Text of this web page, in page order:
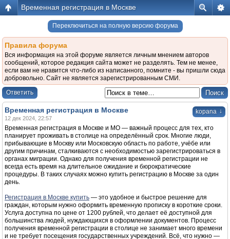
Временная регистрация в Москве
Переключиться на полную версию форума
Правила форума
Вся информация на этой форуме является личным мнением авторов
сообщений, которое редакция сайта может не разделять. Тем не менее,
если вам не нравится что-либо из написанного, помните - вы пришли сюда
добровольно. Сайт не является зарегистрированным СМИ.
Ответить
kopana ↓
Временная регистрация в Москве
12 дек 2024, 22:57
Временная регистрация в Москве и МО — важный процесс для тех, кто
планирует проживать в столице на определённый срок. Многие люди,
прибывающие в Москву или Московскую область по работе, учёбе или
другим причинам, сталкиваются с необходимостью зарегистрироваться в
органах миграции. Однако для получения временной регистрации не
всегда есть время на длительное ожидание и бюрократические
процедуры. В таких случаях можно купить регистрацию в Москве за один
день.
Регистрация в Москве купить — это удобное и быстрое решение для
граждан, которым нужно оформить временную прописку в короткие сроки.
Услуга доступна по цене от 1200 рублей, что делает её доступной для
большинства людей, нуждающихся в оформлении документов. Процесс
получения временной регистрации в столице не занимает много времени
и не требует посещения государственных учреждений. Всё, что нужно —